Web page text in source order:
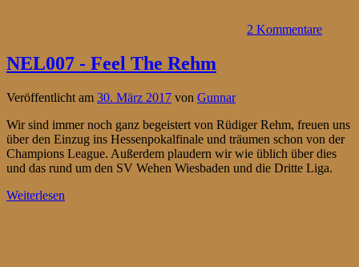
2 Kommentare
NEL007 - Feel The Rehm
Veröffentlicht am 30. März 2017 von Gunnar
Wir sind immer noch ganz begeistert von Rüdiger Rehm, freuen uns
über den Einzug ins Hessenpokalfinale und träumen schon von der
Champions League. Außerdem plaudern wir wie üblich über dies
und das rund um den SV Wehen Wiesbaden und die Dritte Liga.
Weiterlesen